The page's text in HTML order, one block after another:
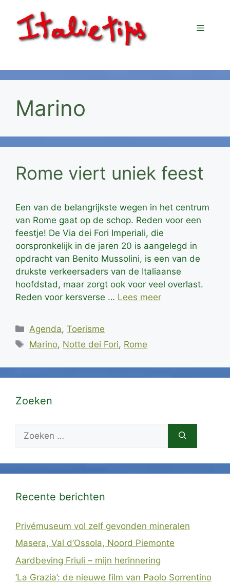
naar
inhoud
Menu
Marino
Rome viert uniek feest
Een van de belangrijkste wegen in het centrum
van Rome gaat op de schop. Reden voor een
feestje! De Via dei Fori Imperiali, die
oorspronkelijk in de jaren 20 is aangelegd in
opdracht van Benito Mussolini, is een van de
drukste verkeersaders van de Italiaanse
hoofdstad, maar zorgt ook voor veel overlast.
Reden voor kersverse … Lees meer
Categorieën
Agenda,Toerisme
Tags
Marino, Notte dei Fori, Rome
Zoeken
naar:
Recente berichten
Privémuseum vol zelf gevonden mineralen
Masera, Val d’Ossola, Noord Piemonte
Aardbeving Friuli – mijn herinnering
‘La Grazia’: de nieuwe film van Paolo Sorrentino